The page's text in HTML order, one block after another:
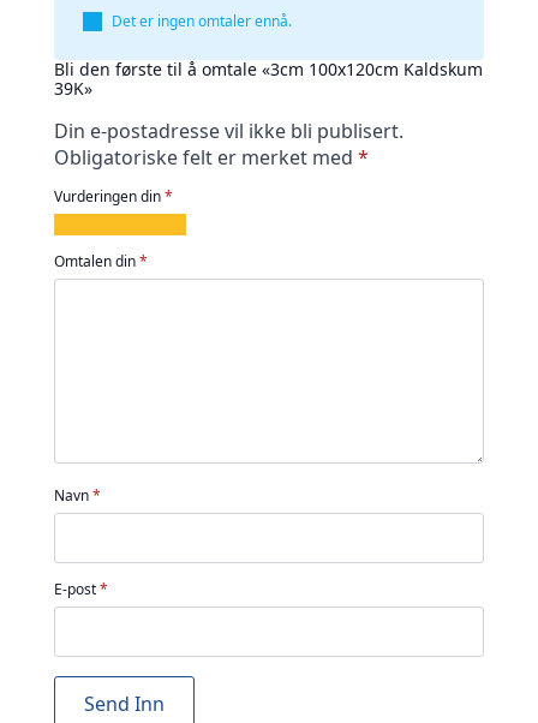
Det er ingen omtaler ennå.
Bli den første til å omtale «3cm 100x120cm Kaldskum
39K»
Din e-postadresse vil ikke bli publisert.
Obligatoriske felt er merket med *
Vurderingen din*
av
5
av
5
av
5
av
5 5
Omtalen din*
Navn*
E-post*